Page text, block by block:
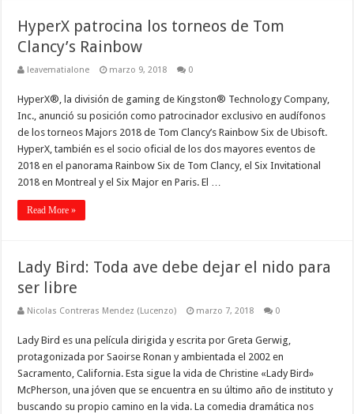
HyperX patrocina los torneos de Tom
Clancy’s Rainbow
leavematialone marzo 9, 2018 0
HyperX®, la división de gaming de Kingston® Technology Company,
Inc., anunció su posición como patrocinador exclusivo en audífonos
de los torneos Majors 2018 de Tom Clancy’s Rainbow Six de Ubisoft.
HyperX, también es el socio oficial de los dos mayores eventos de
2018 en el panorama Rainbow Six de Tom Clancy, el Six Invitational
2018 en Montreal y el Six Major en Paris. El …
Read More »
Lady Bird: Toda ave debe dejar el nido para
ser libre
Nicolas Contreras Mendez (Lucenzo) marzo 7, 2018 0
Lady Bird es una película dirigida y escrita por Greta Gerwig,
protagonizada por Saoirse Ronan y ambientada el 2002 en
Sacramento, California. Esta sigue la vida de Christine «Lady Bird»
McPherson, una jóven que se encuentra en su último año de instituto y
buscando su propio camino en la vida. La comedia dramática nos